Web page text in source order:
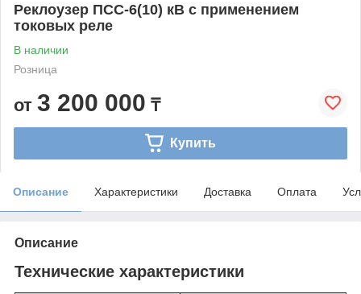
Реклоузер ПСС-6(10) кВ с применением
токовых реле
В наличии
Розница
от 3 200 000 ₸
Купить
Описание Характеристики Доставка Оплата
Описание
Технические характеристики